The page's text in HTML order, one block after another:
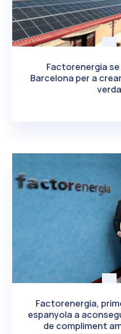
Factorenergia se
Barcelona per a
verda
Factorenergia,
espanyola a
de compliment